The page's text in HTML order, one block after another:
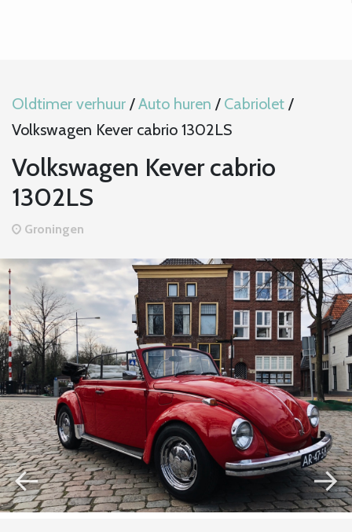
Oldtimer verhuur /Auto huren / Cabriolet /
Volkswagen Kever cabrio 1302LS
Volkswagen Kever cabrio
1302LS
Groningen
← →